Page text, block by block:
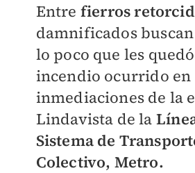
Entre fierros
damnificados
lo poco que les
incendio ocurrido en
inmediaciones de la
Lindavista de la
Sistema de
Colectivo, Metro.